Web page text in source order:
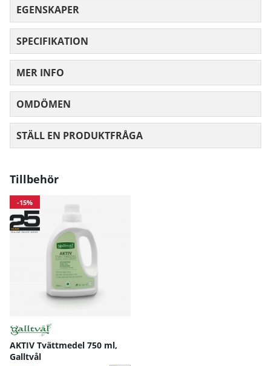
EGENSKAPER
SPECIFIKATION
MER INFO
OMDÖMEN
STÄLL EN PRODUKTFRÅGA
Tillbehör
-15%
AKTIV Tvättmedel 750 ml,
Galltvål